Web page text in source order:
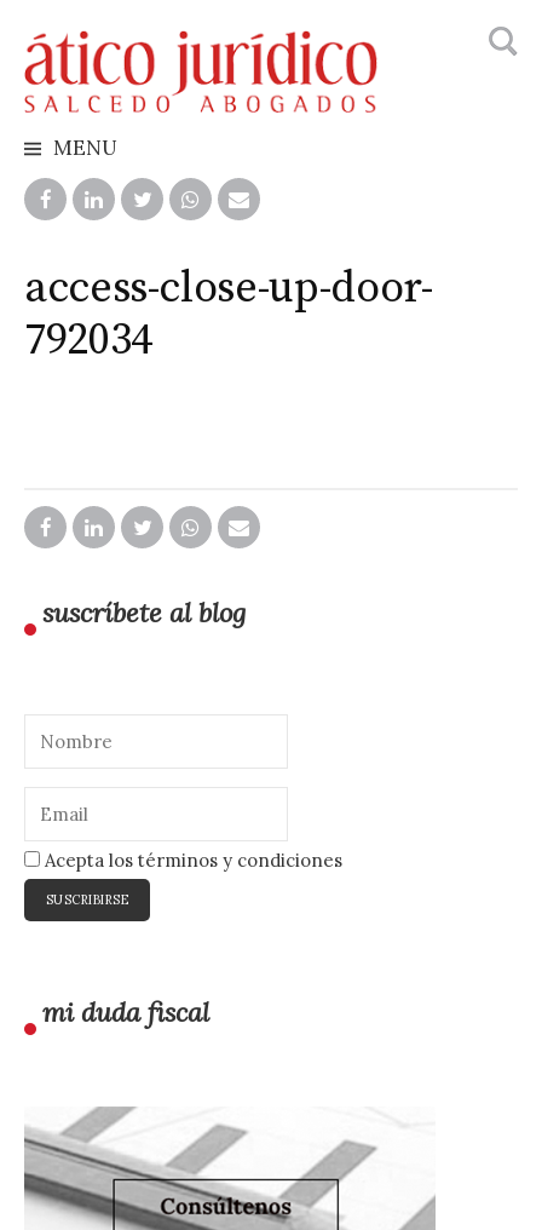
to
content
MENU
access-close-up-door-
792034
suscríbete al blog
Acepta los términos y condiciones
mi duda fiscal